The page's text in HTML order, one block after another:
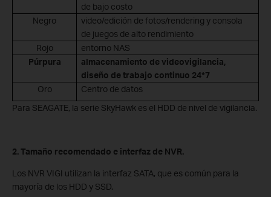
de bajo costo
Negro
video/edición de fotos/rendering y consola
de juegos de alto rendimiento
Rojo
entorno NAS
Púrpura
almacenamiento de videovigilancia,
diseño de trabajo continuo 24*7
Oro
Centro de datos
Para SEAGATE, la serie SkyHawk es el HDD de nivel de vigilancia.
2. Tamaño recomendado e interfaz de NVR.
Los NVR VIGI utilizan la interfaz SATA, que es común para la
mayoría de los HDD y SSD.